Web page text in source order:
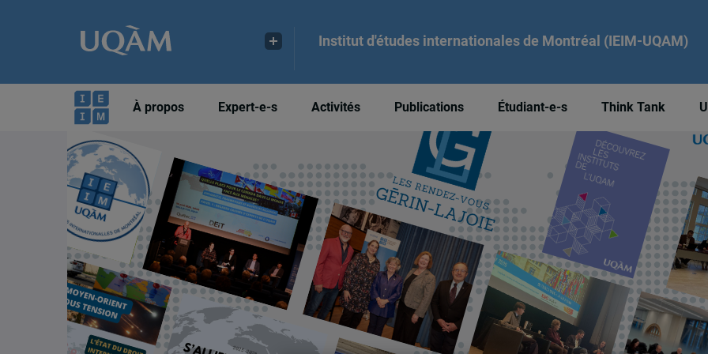
Institut d'études internationales de Montréal (IEIM-UQAM)
À propos Expert-e-s Activités Publications Étudiant-e-s Think Tank